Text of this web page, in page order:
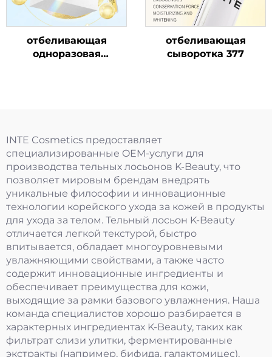
отбеливающая
одноразовая
отбеливающая
сыворотка 377
INTE Cosmetics предоставляет
специализированные OEM-услуги для
производства тельных лосьонов K-Beauty, что
позволяет мировым брендам внедрять
уникальные философии и инновационные
технологии корейского ухода за кожей в продукты
для ухода за телом. Тельный лосьон K-Beauty
отличается легкой текстурой, быстро
впитывается, обладает многоуровневыми
увлажняющими свойствами, а также часто
содержит инновационные ингредиенты и
обеспечивает преимущества для кожи,
выходящие за рамки базового увлажнения. Наша
команда специалистов хорошо разбирается в
характерных ингредиентах K-Beauty, таких как
фильтрат слизи улитки, ферментированные
экстракты (например, бифида, галактомицес),